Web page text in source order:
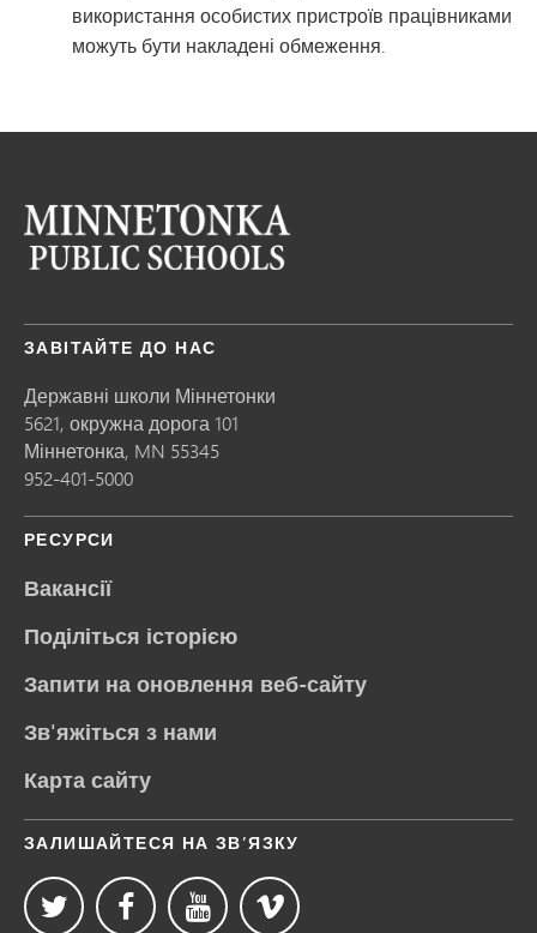
використання особистих пристроїв працівниками
можуть бути накладені обмеження.
ЗАВІТАЙТЕ ДО НАС
Державні школи Міннетонки
5621, окружна дорога 101
Міннетонка, MN 55345
952-401-5000
РЕСУРСИ
Вакансії
Поділіться історією
Запити на оновлення веб-сайту
Зв'яжіться з нами
Карта сайту
ЗАЛИШАЙТЕСЯ НА ЗВ’ЯЗКУ